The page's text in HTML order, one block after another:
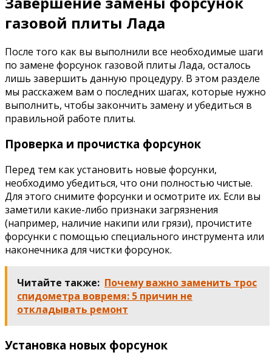
газовой плиты Лада
После того как вы выполнили все необходимые шаги
по замене форсунок газовой плиты Лада, осталось
лишь завершить данную процедуру. В этом разделе
мы расскажем вам о последних шагах, которые нужно
выполнить, чтобы закончить замену и убедиться в
правильной работе плиты.
Проверка и прочистка форсунок
Перед тем как установить новые форсунки,
необходимо убедиться, что они полностью чистые.
Для этого снимите форсунки и осмотрите их. Если вы
заметили какие-либо признаки загрязнения
(например, наличие накипи или грязи), прочистите
форсунки с помощью специального инструмента или
наконечника для чистки форсунок.
Читайте также: Почему важно заменить трос
спидометра вовремя: 5 причин не
откладывать ремонт
Установка новых форсунок